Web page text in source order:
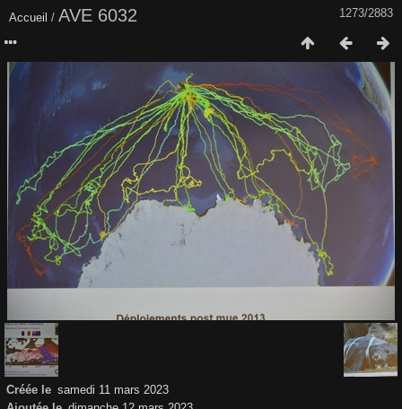
1273/2883
Accueil / AVE 6032
Créée le samedi 11 mars 2023